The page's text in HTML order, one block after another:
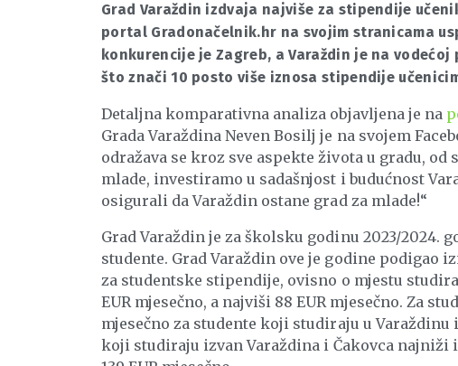
Grad Varaždin izdvaja najviše za stipendije
portal Gradonačelnik.hr na svojim stranicama
konkurencije je Zagreb, a Varaždin je na
što znači 10 posto više iznosa stipendije
Detaljna komparativna analiza objavljena je na
Grada Varaždina Neven Bosilj je na svojem
odražava se kroz sve aspekte života u gradu,
mlade, investiramo u sadašnjost i budućnost
osigurali da Varaždin ostane grad za mlade!“
Grad Varaždin je za školsku godinu 2023/2024.
studente. Grad Varaždin ove je godine podigao
za studentske stipendije, ovisno o mjestu
EUR mjesečno, a najviši 88 EUR mjesečno. Za
mjesečno za studente koji studiraju u Varaždinu
koji studiraju izvan Varaždina i Čakovca najniži